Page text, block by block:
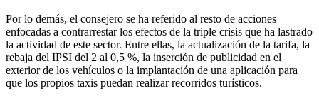
Por lo demás, el consejero se ha referido al resto de acciones
enfocadas a contrarrestar los efectos de la triple crisis que ha lastrado
la actividad de este sector. Entre ellas, la actualización de la tarifa, la
rebaja del IPSI del 2 al 0,5 %, la inserción de publicidad en el
exterior de los vehículos o la implantación de una aplicación para
que los propios taxis puedan realizar recorridos turísticos.